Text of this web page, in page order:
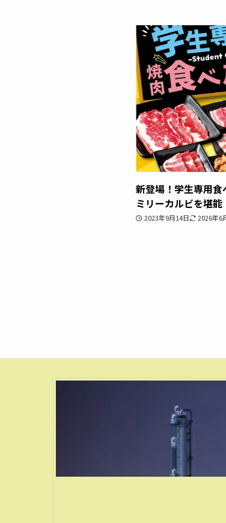
新登場！学生専用
ミリーカルビを堪
2023年9月14日 2026年6